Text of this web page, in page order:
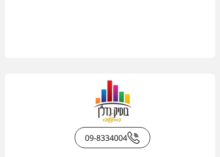
09-8334004